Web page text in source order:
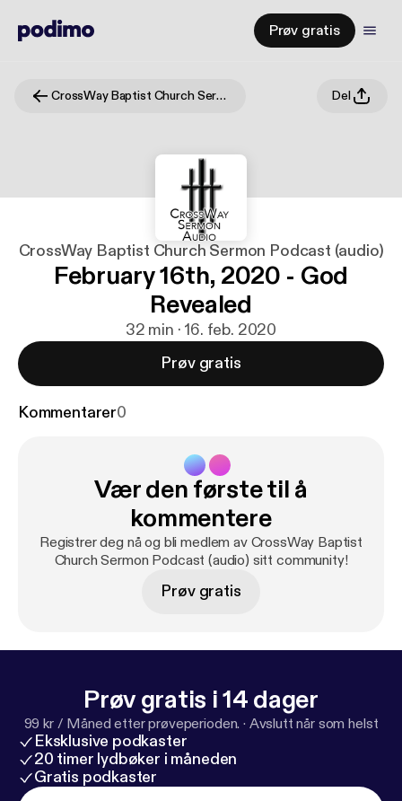
Prøv gratis
CrossWay Baptist Church Sermon Podcast (audio) Del
CrossWay Baptist Church Sermon Podcast (audio)
February 16th, 2020 - God
Revealed
32 min · 16. feb. 2020
Prøv gratis
Kommentarer0
Vær den første til å
kommentere
Registrer deg nå og bli medlem av CrossWay Baptist
Church Sermon Podcast (audio) sitt community!
Prøv gratis
Prøv gratis i 14 dager
99 kr / Måned etter prøveperioden. · Avslutt når som helst
Eksklusive podkaster
20 timer lydbøker i måneden
Gratis podkaster